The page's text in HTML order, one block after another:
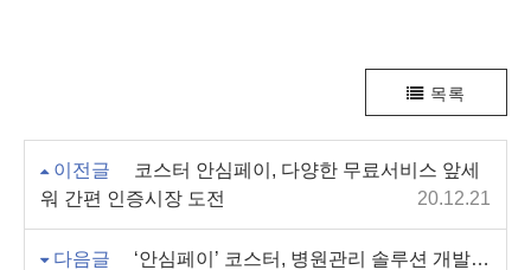
목록
이전글
코스터 안심페이, 다양한 무료서비스 앞세
워 간편 인증시장 도전
20.12.21
다음글
‘안심페이’ 코스터, 병원관리 솔루션 개발…